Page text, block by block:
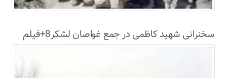
سخنرانی شهید کاظمی در جمع غواصان لشکر8+فیلم